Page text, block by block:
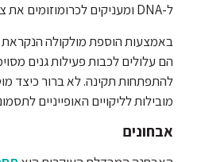
ל-DNA ומעניקים לכרומוזומים את צורתם.
באמצעות הוספת מולקולה הנקראת
הם עלולים לכבות פעילות גנים
מובילות לליקויים האופייניים
אבחונים